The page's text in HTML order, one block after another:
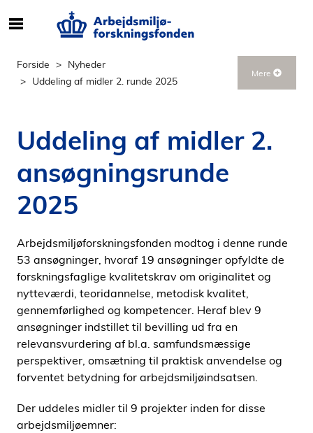
e
r
h
l
d
p
å
s
i
d
e
n
Forside
Nyheder
Uddeling af midler 2. runde 2025
Mere
Uddeling af midler 2.
ansøgningsrunde
2025
Arbejdsmiljøforskningsfonden modtog i denne runde
53 ansøgninger, hvoraf 19 ansøgninger opfyldte de
forskningsfaglige kvalitetskrav om originalitet og
nytteværdi, teoridannelse, metodisk kvalitet,
gennemførlighed og kompetencer. Heraf blev 9
ansøgninger indstillet til bevilling ud fra en
relevansvurdering af bl.a. samfundsmæssige
perspektiver, omsætning til praktisk anvendelse og
forventet betydning for arbejdsmiljøindsatsen.
Der uddeles midler til 9 projekter inden for disse
arbejdsmiljøemner: